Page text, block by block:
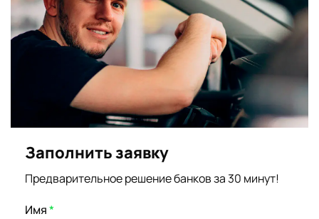
Заполнить заявку
Предварительное решение банков за 30 минут!
Имя*